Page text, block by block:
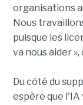
organisations
Nous
puisque les
va nous aider
Du côté du
espère que